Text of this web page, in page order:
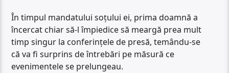
În timpul mandatului soțului ei, prima doamnă a
încercat chiar să-l împiedice să meargă prea mult
timp singur la conferințele de presă, temându-se
că va fi surprins de întrebări pe măsură ce
evenimentele se prelungeau.